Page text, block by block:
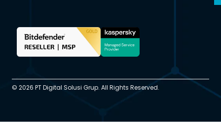
© 2026 PT Digital Solusi Grup. All Rights Reserved.